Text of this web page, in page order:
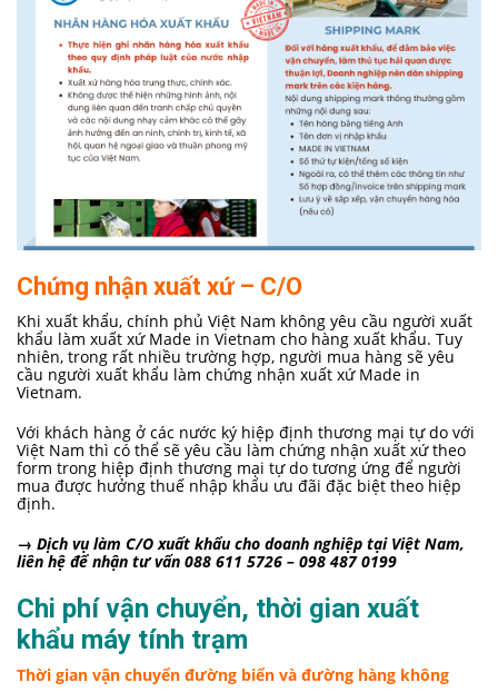
Chứng nhận xuất xứ – C/O
Khi xuất khẩu, chính phủ Việt Nam không yêu cầu người xuất
khẩu làm xuất xứ Made in Vietnam cho hàng xuất khẩu. Tuy
nhiên, trong rất nhiều trường hợp, người mua hàng sẽ yêu
cầu người xuất khẩu làm chứng nhận xuất xứ Made in
Vietnam.
Với khách hàng ở các nước ký hiệp định thương mại tự do với
Việt Nam thì có thể sẽ yêu cầu làm chứng nhận xuất xứ theo
form trong hiệp định thương mại tự do tương ứng để người
mua được hưởng thuế nhập khẩu ưu đãi đặc biệt theo hiệp
định.
→ Dịch vụ làm C/O xuất khẩu cho doanh nghiệp tại Việt Nam,
liên hệ để nhận tư vấn 088 611 5726 – 098 487 0199
Chi phí vận chuyển, thời gian xuất
khẩu máy tính trạm
Thời gian vận chuyển đường biển và đường hàng không